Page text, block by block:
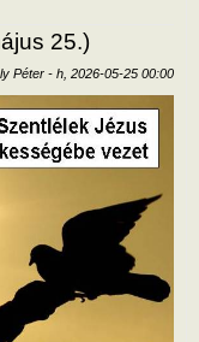
25.)
Péter - h, 2026-05-25 00:00